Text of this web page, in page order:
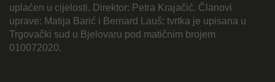
uplaćen u cijelosti. Direktor: Petra Krajačić. Članovi
uprave: Matija Barić i Bernard Lauš; tvrtka je upisana u
Trgovački sud u Bjelovaru pod matičnim brojem
010072020.